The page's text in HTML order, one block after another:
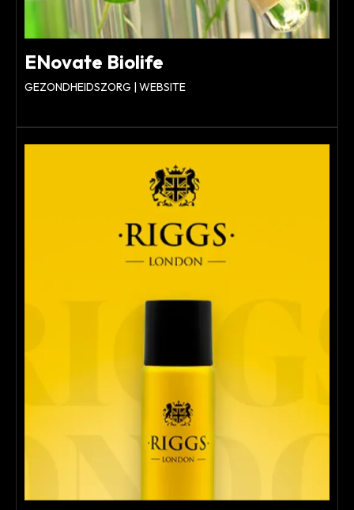
ENovate Biolife
GEZONDHEIDSZORG | WEBSITE